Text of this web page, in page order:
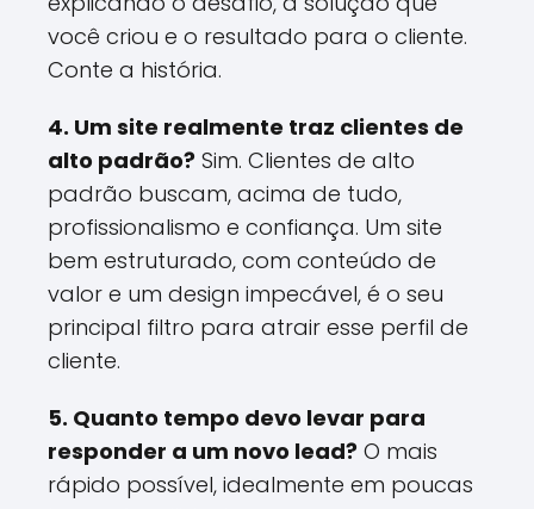
você criou e o resultado para o cliente.
Conte a história.
4. Um site realmente traz clientes de
alto padrão? Sim. Clientes de alto
padrão buscam, acima de tudo,
profissionalismo e confiança. Um site
bem estruturado, com conteúdo de
valor e um design impecável, é o seu
principal filtro para atrair esse perfil de
cliente.
5. Quanto tempo devo levar para
responder a um novo lead? O mais
rápido possível, idealmente em poucas